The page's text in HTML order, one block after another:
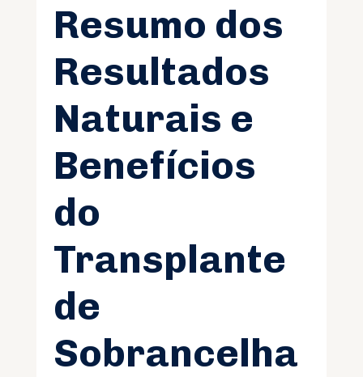
Resumo dos
Resultados
Naturais e
Benefícios
do
Transplante
de
Sobrancelha